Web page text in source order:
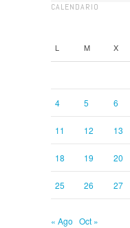
CALENDARIO
L M X
4 5 6
11 12 13
18 19 20
25 26 27
« Ago Oct »